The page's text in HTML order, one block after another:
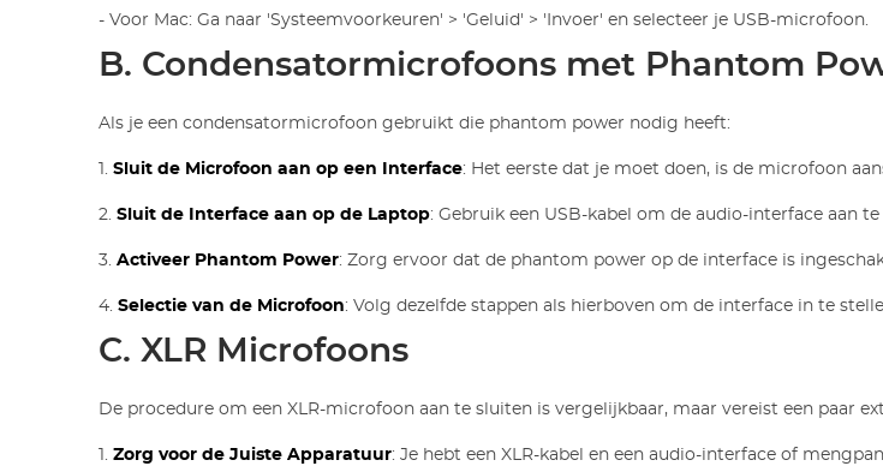
- Voor Mac: Ga naar 'Systeemvoorkeuren' > 'Geluid' > 'Invoer' en selecteer je USB-microfoon.
B. Condensatormicrofoons met Phantom
Als je een condensatormicrofoon gebruikt die phantom power nodig heeft:
1.Sluit de Microfoon aan op een Interface: Het eerste dat je moet doen, is de microfoon
2.Sluit de Interface aan op de Laptop: Gebruik een USB-kabel om de audio-interface aan
3.Activeer Phantom Power: Zorg ervoor dat de phantom power op de interface is
4.Selectie van de Microfoon: Volg dezelfde stappen als hierboven om de interface in te
C. XLR Microfoons
De procedure om een XLR-microfoon aan te sluiten is vergelijkbaar, maar vereist een paar
1.Zorg voor de Juiste Apparatuur: Je hebt een XLR-kabel en een audio-interface of